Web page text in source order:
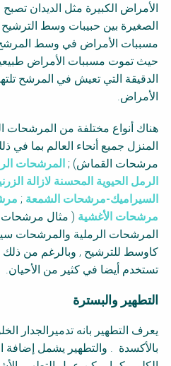
الأمراض الكبيرة مثل الديدان
الصغيرة بين حبيبات وسط
مسببات الأمراض في وسط المرشح.
حيث تموت مسببات الأمراض طبيعيا
الدقيقة التي تعيش في المرشح
الأمراض.
هناك أنواع مختلفة من المرشحات
المنزل جميع أنحاء العالم بما في
مرشحات القماش) ; المرشحات
الرمل الحيوية المحسنة لازالة
السيراميك-مرشحات الشمعة ;
مرشحات الأغشية ( مثال مرشحات
المرشحات الرملية والمرشحات
كاوسط للترشيح , وبالرغم من
تستخدم أيضا في كثير من الأحيان.
التطهير والبسترة
يعرف التطهير بانه تدميرالجدار
بالأكسدة . والتطهير يشمل إضافة